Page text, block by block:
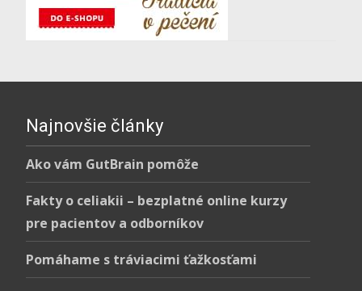
Najnovšie články
Ako vám GutBrain pomôže
Fakty o celiakii – bezplatné online kurzy
pre pacientov a odborníkov
Pomáhame s tráviacimi ťažkosťami